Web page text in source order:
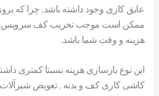
عایق کاری وجود داشته باشد, چرا که
ممکن است موجب تخریب کف سرویس
هزینه و وقت شما باشد.
این نوع بازسازی هزینه نسبتا کمتری
کاشی کاری کف و بدنه , تعویض